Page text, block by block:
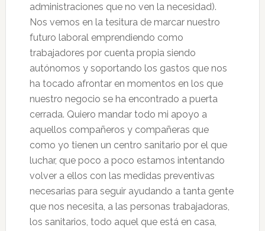
administraciones que no ven la necesidad).
Nos vemos en la tesitura de marcar nuestro
futuro laboral emprendiendo como
trabajadores por cuenta propia siendo
autónomos y soportando los gastos que nos
ha tocado afrontar en momentos en los que
nuestro negocio se ha encontrado a puerta
cerrada. Quiero mandar todo mi apoyo a
aquellos compañeros y compañeras que
como yo tienen un centro sanitario por el que
luchar, que poco a poco estamos intentando
volver a ellos con las medidas preventivas
necesarias para seguir ayudando a tanta gente
que nos necesita, a las personas trabajadoras,
los sanitarios, todo aquel que está en casa,